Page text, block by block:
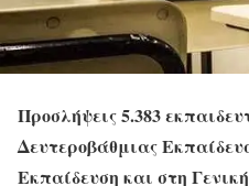
Προσλήψεις 5.383
Δευτεροβάθμιας
Εκπαίδευση και στη